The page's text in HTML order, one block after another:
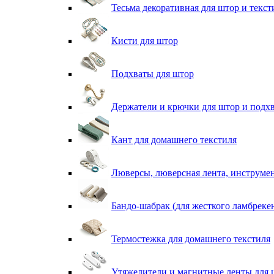
Тесьма декоративная для штор и
Кисти для штор
Подхваты для штор
Держатели и крючки для штор и
Кант для домашнего текстиля
Люверсы, люверсная лента,
Бандо-шабрак (для жесткого
Термостежка для домашнего текстиля
Утяжелители и магнитные ленты для